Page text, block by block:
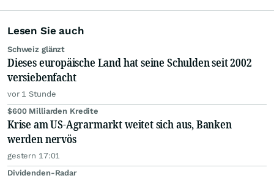
Lesen Sie auch
Schweiz glänzt
Dieses europäische Land hat seine Schulden seit 2002
versiebenfacht
vor 1 Stunde
$600 Milliarden Kredite
Krise am US-Agrarmarkt weitet sich aus, Banken
werden nervös
gestern 17:01
Dividenden-Radar